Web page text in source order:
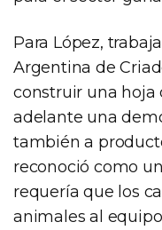
Para López,
Argentina de
construir una hoja
adelante una
también a
reconoció como
requería que los
animales al